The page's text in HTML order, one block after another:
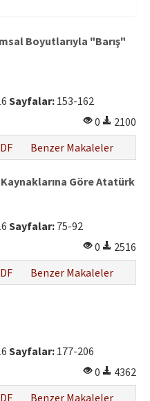
Boyutlarıyla "Barış"
Sayfalar: 153-162
0
2100
Benzer Makaleler
Göre Atatürk
Sayfalar: 75-92
0
2516
Benzer Makaleler
Sayfalar: 177-206
0
4362
Benzer Makaleler